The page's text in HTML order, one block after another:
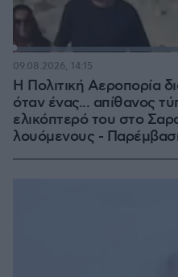
Η Πολιτική Αεροπορία
όταν ένας... απίθανος
ελικόπτερό του στο
λουόμενους -
09.08.2026, 14:15